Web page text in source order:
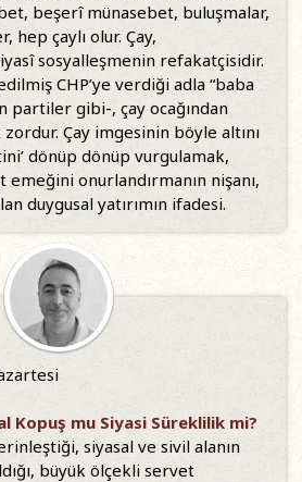
beşerî münasebet, buluşmalar,
hep çaylı olur. Çay,
sosyalleşmenin refakatçisidir.
CHP’ye verdiği adla “baba
partiler gibi-, çay ocağından
zordur. Çay imgesinin böyle altını
dönüp dönüp vurgulamak,
emeğini onurlandırmanın nişanı,
duygusal yatırımın ifadesi.
Kopuş mu Siyasi Süreklilik mi?
siyasal ve sivil alanın
büyük ölçekli servet